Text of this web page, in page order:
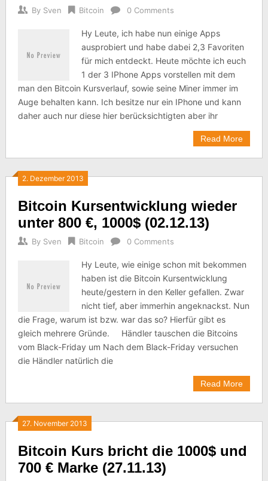
By Sven Bitcoin 0 Comments
Hy Leute, ich habe nun einige Apps
ausprobiert und habe dabei 2,3 Favoriten
für mich entdeckt. Heute möchte ich euch
1 der 3 IPhone Apps vorstellen mit dem
man den Bitcoin Kursverlauf, sowie seine Miner immer im
Auge behalten kann. Ich besitze nur ein IPhone und kann
daher auch nur diese hier berücksichtigten aber ihr
Read More
2. Dezember 2013
Bitcoin Kursentwicklung wieder
unter 800 €, 1000$ (02.12.13)
By Sven Bitcoin 0 Comments
Hy Leute, wie einige schon mit bekommen
haben ist die Bitcoin Kursentwicklung
heute/gestern in den Keller gefallen. Zwar
nicht tief, aber immerhin angeknackst. Nun
die Frage, warum ist bzw. war das so? Hierfür gibt es
gleich mehrere Gründe. Händler tauschen die Bitcoins
vom Black-Friday um Nach dem Black-Friday versuchen
die Händler natürlich die
Read More
27. November 2013
Bitcoin Kurs bricht die 1000$ und
700 € Marke (27.11.13)